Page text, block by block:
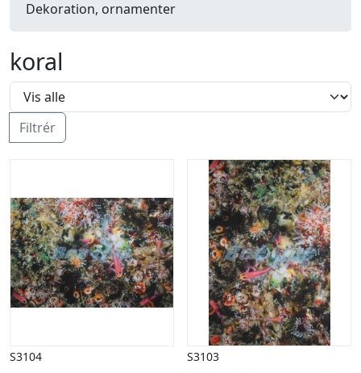
Dekoration, ornamenter
Efterår
Energi, miljø, økologi
Erhverv
Fænomener, begreber
Fastelavn, karneval
Fly, luftfart
Folkeslag
Forår
Fritid, hobby
Frugt, grønt
Halloween
Huse, bygninger
koral
Filtrér
S3104 S3103